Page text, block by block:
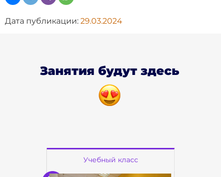
Дата публикации: 29.03.2024
Занятия будут здесь
Учебный класс